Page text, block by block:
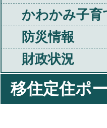
かわかみ子育
防災情報
財政状況
移住定住ポ